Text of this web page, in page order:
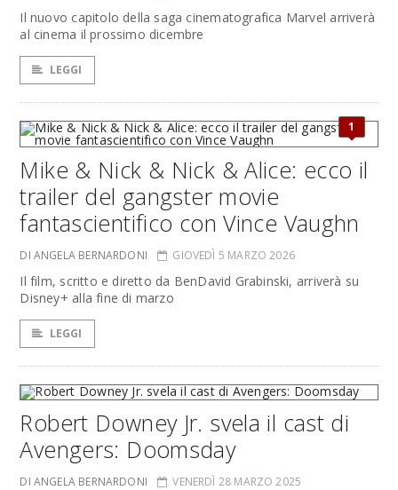
Il nuovo capitolo della saga cinematografica Marvel arriverà
al cinema il prossimo dicembre
LEGGI
1
Mike & Nick & Nick & Alice: ecco il
trailer del gangster movie
fantascientifico con Vince Vaughn
DI ANGELA BERNARDONI GIOVEDÌ 5 MARZO 2026
Il film, scritto e diretto da BenDavid Grabinski, arriverà su
Disney+ alla fine di marzo
LEGGI
Robert Downey Jr. svela il cast di
Avengers: Doomsday
DI ANGELA BERNARDONI VENERDÌ 28 MARZO 2025